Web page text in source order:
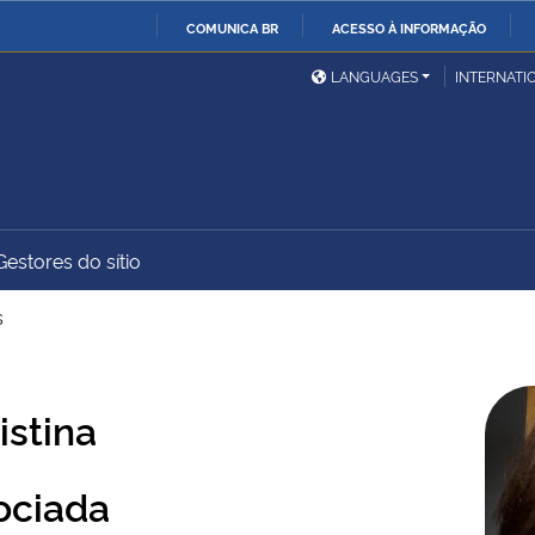
COMUNICA BR ACESSO À INFORMAÇÃO
Ministério da Defesa
Ministério das Relações
Exteriores
Ministério do
LANGUAGES
do sítio